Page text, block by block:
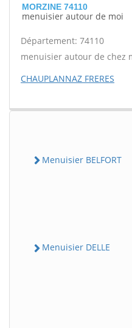
MORZINE 74110
menuisier autour de moi
Département: 74110
menuisier autour de chez
CHAUPLANNAZ FRERES
Menuisier BELFORT
Menuisier DELLE